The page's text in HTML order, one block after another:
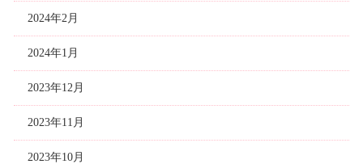
2024年2月
2024年1月
2023年12月
2023年11月
2023年10月